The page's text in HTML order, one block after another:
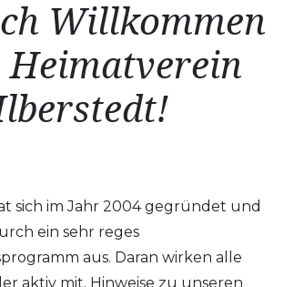
Willkommen
Heimatverein
sich im Jahr 2004 gegründet und
ein sehr reges
aus. Daran wirken alle
aktiv mit. Hinweise zu unseren